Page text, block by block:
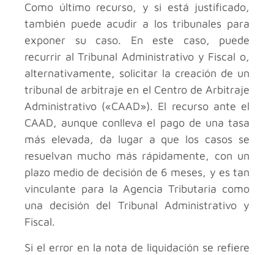
Como último recurso, y si está justificado,
también puede acudir a los tribunales para
exponer su caso. En este caso, puede
recurrir al Tribunal Administrativo y Fiscal o,
alternativamente, solicitar la creación de un
tribunal de arbitraje en el Centro de Arbitraje
Administrativo («CAAD»). El recurso ante el
CAAD, aunque conlleva el pago de una tasa
más elevada, da lugar a que los casos se
resuelvan mucho más rápidamente, con un
plazo medio de decisión de 6 meses, y es tan
vinculante para la Agencia Tributaria como
una decisión del Tribunal Administrativo y
Fiscal.
Si el error en la nota de liquidación se refiere